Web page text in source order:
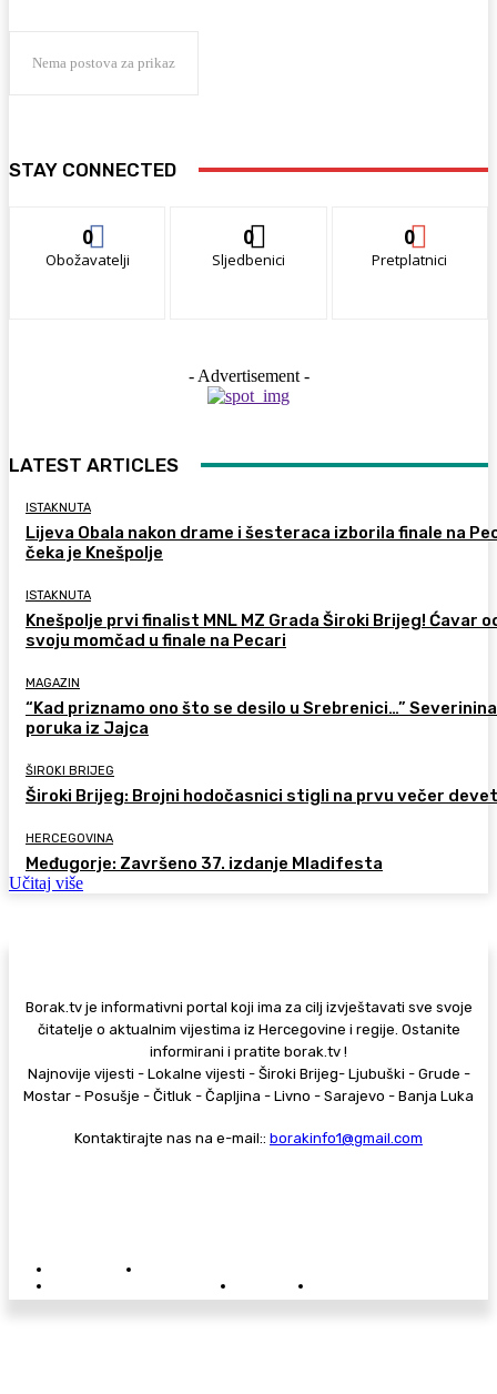
Nema postova za prikaz
STAY CONNECTED
0
Obožavatelji
0
Sljedbenici
0
Pretplatnici
- Advertisement -
LATEST ARTICLES
ISTAKNUTA
Lijeva Obala nakon drame i šesteraca izborila finale na
čeka je Knešpolje
ISTAKNUTA
Knešpolje prvi finalist MNL MZ Grada Široki Brijeg! Ćavar
svoju momčad u finale na Pecari
MAGAZIN
“Kad priznamo ono što se desilo u Srebrenici…” Severinina
poruka iz Jajca
ŠIROKI BRIJEG
Široki Brijeg: Brojni hodočasnici stigli na prvu večer
HERCEGOVINA
Međugorje: Završeno 37. izdanje Mladifesta
Učitaj više
Borak.tv je informativni portal koji ima za cilj izvještavati sve svoje
čitatelje o aktualnim vijestima iz Hercegovine i regije. Ostanite
informirani i pratite borak.tv !
Najnovije vijesti - Lokalne vijesti - Široki Brijeg- Ljubuški - Grude -
Mostar - Posušje - Čitluk - Čapljina - Livno - Sarajevo - Banja Luka
Kontaktirajte nas na e-mail:: borakinfo1@gmail.com